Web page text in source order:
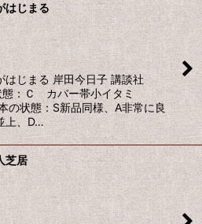
はじまる
はじまる 岸田今日子 講談社
：Ｃ カバー帯小イタミ
の状態：S新品同様、A非常に良
上、D…
芝居